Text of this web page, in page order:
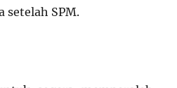
setelah SPM.